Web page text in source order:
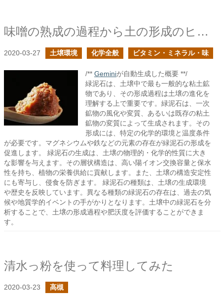
味噌の熟成の過程から土の形成のヒントがあるはず
2020-03-27 土壌環境 化学全般 ビタミン・ミネラル・味
/** Geminiが自動生成した概要 **/
緑泥石は、土壌中で最も一般的な粘土鉱
物であり、その形成過程は土壌の進化を
理解する上で重要です。緑泥石は、一次
鉱物の風化や変質、あるいは既存の粘土
鉱物の変質によって生成されます。その
形成には、特定の化学的環境と温度条件
が必要です。マグネシウムや鉄などの元素の存在が緑泥石の形成を
促進します。 緑泥石の生成は、土壌の物理的・化学的性質に大き
な影響を与えます。その層状構造は、高い陽イオン交換容量と保水
性を持ち、植物の栄養供給に貢献します。また、土壌の構造安定性
にも寄与し、侵食を防ぎます。 緑泥石の種類は、土壌の生成環境
や歴史を反映しています。異なる種類の緑泥石の存在は、過去の気
候や地質学的イベントの手がかりとなります。土壌中の緑泥石を分
析することで、土壌の形成過程や肥沃度を評価することができま
す。
清水っ粉を使って料理してみた
2020-03-23 高槻